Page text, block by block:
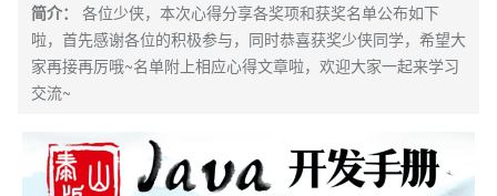
简介：
各位少侠，本次心得分享各奖项和获奖名单公布如下
啦，首先感谢各位的积极参与，同时恭喜获奖少侠同学，希望大
家再接再厉哦~名单附上相应心得文章啦，欢迎大家一起来学习
交流~